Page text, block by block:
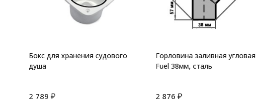
Бокс для хранения судового
душа
2 789 ₽
Горловина заливная угловая
Fuel 38мм, сталь
2 876 ₽